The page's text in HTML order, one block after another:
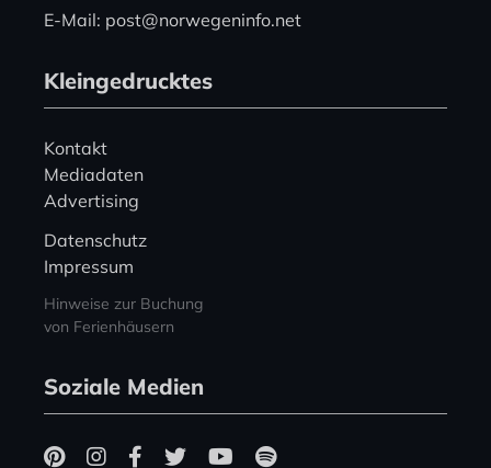
E-Mail: post@norwegeninfo.net
Kleingedrucktes
Kontakt
Mediadaten
Advertising
Datenschutz
Impressum
Hinweise zur Buchung
von Ferienhäusern
Soziale Medien